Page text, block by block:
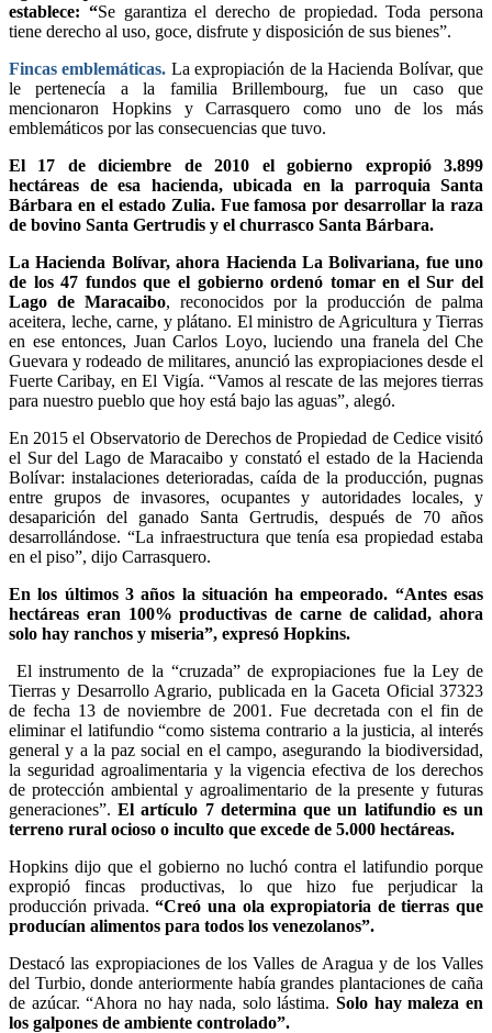
establece: “Se garantiza el derecho de propiedad. Toda persona
tiene derecho al uso, goce, disfrute y disposición de sus bienes”.
Fincas emblemáticas. La expropiación de la Hacienda Bolívar, que
le pertenecía a la familia Brillembourg, fue un caso que
mencionaron Hopkins y Carrasquero como uno de los más
emblemáticos por las consecuencias que tuvo.
El 17 de diciembre de 2010 el gobierno expropió 3.899
hectáreas de esa hacienda, ubicada en la parroquia Santa
Bárbara en el estado Zulia. Fue famosa por desarrollar la raza
de bovino Santa Gertrudis y el churrasco Santa Bárbara.
La Hacienda Bolívar, ahora Hacienda La Bolivariana, fue uno
de los 47 fundos que el gobierno ordenó tomar en el Sur del
Lago de Maracaibo, reconocidos por la producción de palma
aceitera, leche, carne, y plátano. El ministro de Agricultura y Tierras
en ese entonces, Juan Carlos Loyo, luciendo una franela del Che
Guevara y rodeado de militares, anunció las expropiaciones desde el
Fuerte Caribay, en El Vigía. “Vamos al rescate de las mejores tierras
para nuestro pueblo que hoy está bajo las aguas”, alegó.
En 2015 el Observatorio de Derechos de Propiedad de Cedice visitó
el Sur del Lago de Maracaibo y constató el estado de la Hacienda
Bolívar: instalaciones deterioradas, caída de la producción, pugnas
entre grupos de invasores, ocupantes y autoridades locales, y
desaparición del ganado Santa Gertrudis, después de 70 años
desarrollándose. “La infraestructura que tenía esa propiedad estaba
en el piso”, dijo Carrasquero.
En los últimos 3 años la situación ha empeorado. “Antes esas
hectáreas eran 100% productivas de carne de calidad, ahora
solo hay ranchos y miseria”, expresó Hopkins.
El instrumento de la “cruzada” de expropiaciones fue la Ley de
Tierras y Desarrollo Agrario, publicada en la Gaceta Oficial 37323
de fecha 13 de noviembre de 2001. Fue decretada con el fin de
eliminar el latifundio “como sistema contrario a la justicia, al interés
general y a la paz social en el campo, asegurando la biodiversidad,
la seguridad agroalimentaria y la vigencia efectiva de los derechos
de protección ambiental y agroalimentario de la presente y futuras
generaciones”.El artículo 7 determina que un latifundio es un
terreno rural ocioso o inculto que excede de 5.000 hectáreas.
Hopkins dijo que el gobierno no luchó contra el latifundio porque
expropió fincas productivas, lo que hizo fue perjudicar la
producción privada.“Creó una ola expropiatoria de tierras que
producían alimentos para todos los venezolanos”.
Destacó las expropiaciones de los Valles de Aragua y de los Valles
del Turbio, donde anteriormente había grandes plantaciones de caña
de azúcar. “Ahora no hay nada, solo lástima.Solo hay maleza en
los galpones de ambiente controlado”.